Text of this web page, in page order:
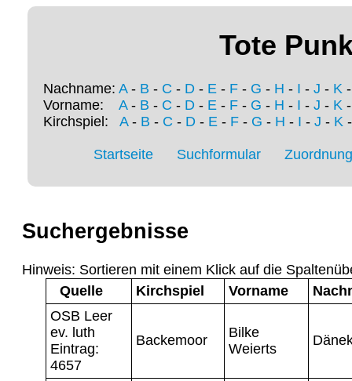
Tote
Nachname: A- B - C - D - E - F - G - H - I - J - K
Vorname: A- B - C - D - E - F - G - H - I - J - K
Kirchspiel: A- B - C - D- E- F- G - H - I - J - K
Startseite Suchformular
Suchergebnisse
Hinweis: Sortieren mit einem Klick auf die
Quelle
Kirchspiel Vorname
OSB Leer
ev. luth
Eintrag:
4657
Backemoor
Bilke
Weierts